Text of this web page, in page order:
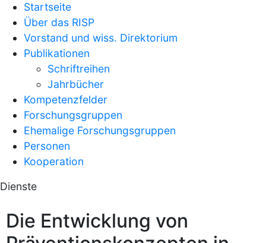
Startseite
Über das RISP
Vorstand und wiss. Direktorium
Publikationen
Schriftreihen
Jahrbücher
Kompetenzfelder
Forschungsgruppen
Ehemalige Forschungsgruppen
Personen
Kooperation
Dienste
Die Entwicklung von